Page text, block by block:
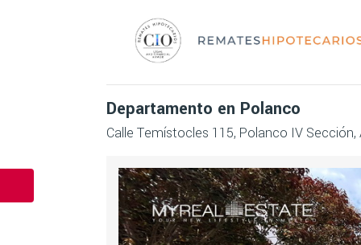
Departamento en Polanco
Calle Temístocles 115, Polanco IV Sección,